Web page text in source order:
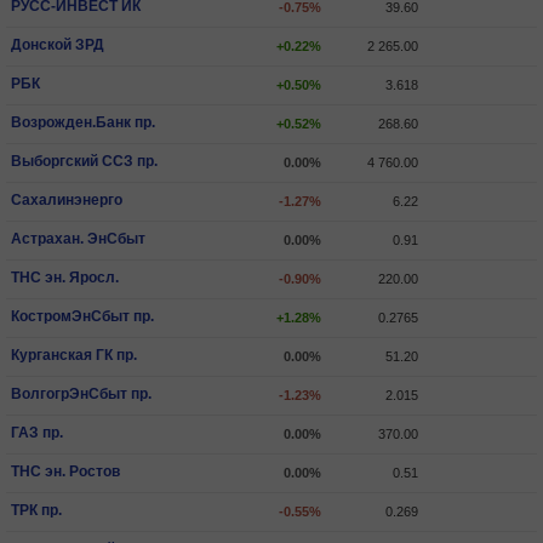
РУСС-ИНВЕСТ ИК -0.75% 39.60
Донской ЗРД +0.22% 2 265.00
РБК +0.50% 3.618
Возрожден.Банк пр. +0.52% 268.60
Выборгский ССЗ пр. 0.00% 4 760.00
Сахалинэнерго -1.27% 6.22
Астрахан. ЭнСбыт 0.00% 0.91
ТНС эн. Яросл. -0.90% 220.00
КостромЭнСбыт пр. +1.28% 0.2765
Курганская ГК пр. 0.00% 51.20
ВолгогрЭнСбыт пр. -1.23% 2.015
ГАЗ пр. 0.00% 370.00
ТНС эн. Ростов 0.00% 0.51
ТРК пр. -0.55% 0.269